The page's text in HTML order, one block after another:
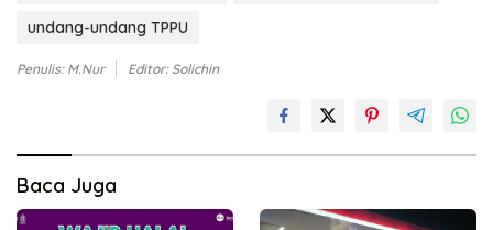
undang-undang TPPU
Penulis: M.Nur Editor: Solichin
Baca Juga